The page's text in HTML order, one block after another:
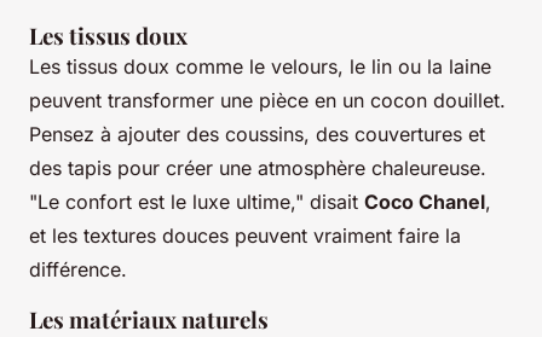
Les tissus doux
Les tissus doux comme le velours, le lin ou la laine
peuvent transformer une pièce en un cocon douillet.
Pensez à ajouter des coussins, des couvertures et
des tapis pour créer une atmosphère chaleureuse.
"Le confort est le luxe ultime," disait Coco Chanel,
et les textures douces peuvent vraiment faire la
différence.
Les matériaux naturels